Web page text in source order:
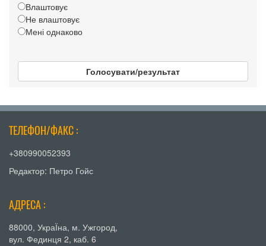
Влаштовує
Не влаштовує
Мені однаково
Голосувати/результат
ТЕЛЕФОН/ФАКС :
+380990052393
Редактор: Петро Гойс
АДРЕСА :
88000, УкраЇна, м. Ужгород,
вул. Фединця 2, каб. 6